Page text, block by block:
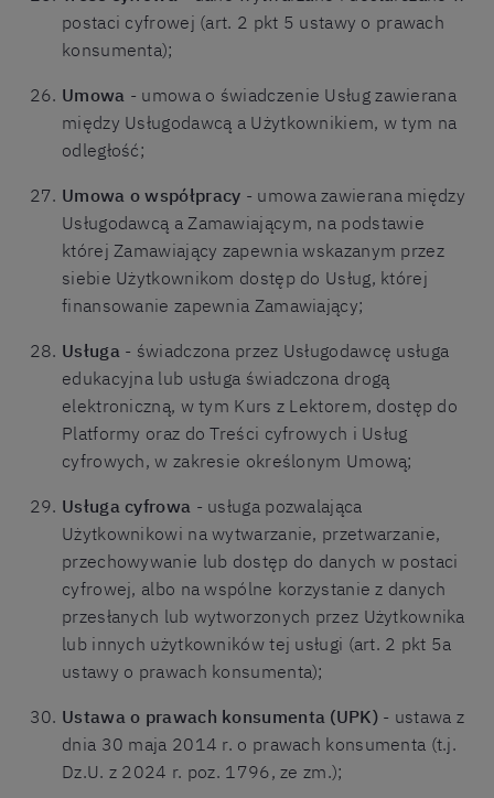
postaci cyfrowej (art. 2 pkt 5 ustawy o prawach
konsumenta);
Umowa - umowa o świadczenie Usług zawierana
między Usługodawcą a Użytkownikiem, w tym na
odległość;
Umowa o współpracy - umowa zawierana między
Usługodawcą a Zamawiającym, na podstawie
której Zamawiający zapewnia wskazanym przez
siebie Użytkownikom dostęp do Usług, której
finansowanie zapewnia Zamawiający;
Usługa- świadczona przez Usługodawcę usługa
edukacyjna lub usługa świadczona drogą
elektroniczną, w tym Kurs z Lektorem, dostęp do
Platformy oraz do Treści cyfrowych i Usług
cyfrowych, w zakresie określonym Umową;
Usługa cyfrowa - usługa pozwalająca
Użytkownikowi na wytwarzanie, przetwarzanie,
przechowywanie lub dostęp do danych w postaci
cyfrowej, albo na wspólne korzystanie z danych
przesłanych lub wytworzonych przez Użytkownika
lub innych użytkowników tej usługi (art. 2 pkt 5a
ustawy o prawach konsumenta);
Ustawa o prawach konsumenta (UPK)- ustawa z
dnia 30 maja 2014 r. o prawach konsumenta (t.j.
Dz.U. z 2024 r. poz. 1796, ze zm.);